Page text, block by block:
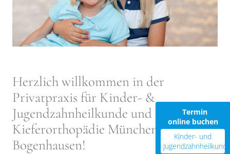
Herzlich willkommen in der
Privatpraxis für Kinder- &
Jugendzahnheilkunde und
Kieferorthopädie München
Bogenhausen!
Termin
online buchen
Kinder- und